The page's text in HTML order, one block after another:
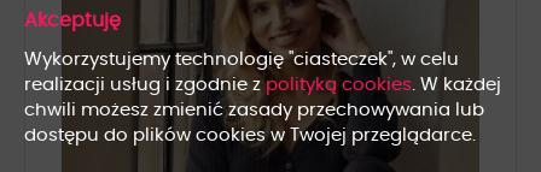
Wykorzystujemy technologię "ciasteczek", w celu
realizacji usług i zgodnie z polityką cookies. W każdej
chwili możesz zmienić zasady przechowywania lub
dostępu do plików cookies w Twojej przeglądarce.